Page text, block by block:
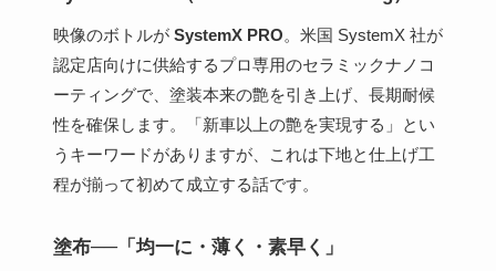
映像のボトルが SystemX PRO。米国 SystemX 社が
認定店向けに供給するプロ専用のセラミックナノコ
ーティングで、塗装本来の艶を引き上げ、長期耐候
性を確保します。「新車以上の艶を実現する」とい
うキーワードがありますが、これは下地と仕上げ工
程が揃って初めて成立する話です。
塗布──「均一に・薄く・素早く」